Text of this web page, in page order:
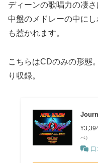
ディーンの歌唱力の凄
中盤のメドレーの中にし
も惹かれます。
こちらはCDのみの形態
り収録。
べ）
口